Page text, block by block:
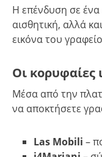
Η επένδυση σε ένα
αισθητική, αλλά
εικόνα του
Οι κορυφαίες
Μέσα από την
να αποκτήσετε
Las Mobili –